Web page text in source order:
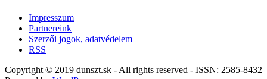
Impresszum
Partnereink
Szerzői jogok, adatvédelem
RSS
Copyright © 2019 dunszt.sk - All rights reserved - ISSN: 2585-8432